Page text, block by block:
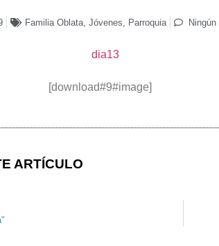
Familia Oblata Jóvenes Parroquia
[download#9#image]
ARTÍCULO